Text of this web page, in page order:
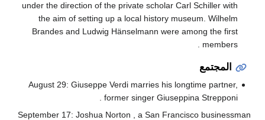
under the direction of the private scholar Carl Schiller with
the aim of setting up a local history museum. Wilhelm
Brandes and Ludwig Hänselmann were among the first
members .
المجتمع
August 29: Giuseppe Verdi marries his longtime partner,
former singer Giuseppina Strepponi .
September 17: Joshua Norton , a San Francisco businessman